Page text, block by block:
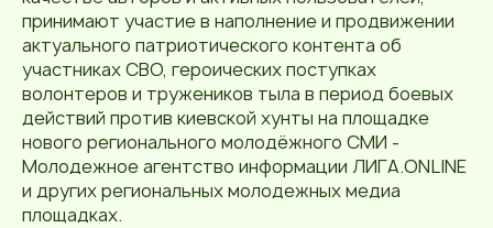
принимают участие в наполнение и продвижении
актуального патриотического контента об
участниках СВО, героических поступках
волонтеров и тружеников тыла в период боевых
действий против киевской хунты на площадке
нового регионального молодёжного СМИ -
Молодежное агентство информации ЛИГА.ONLINE
и других региональных молодежных медиа
площадках.